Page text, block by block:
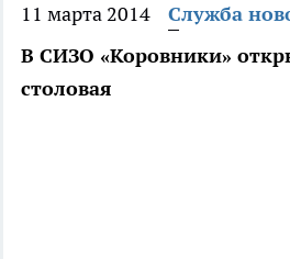
11 марта 2014
Служба
В СИЗО «Коровники»
столовая